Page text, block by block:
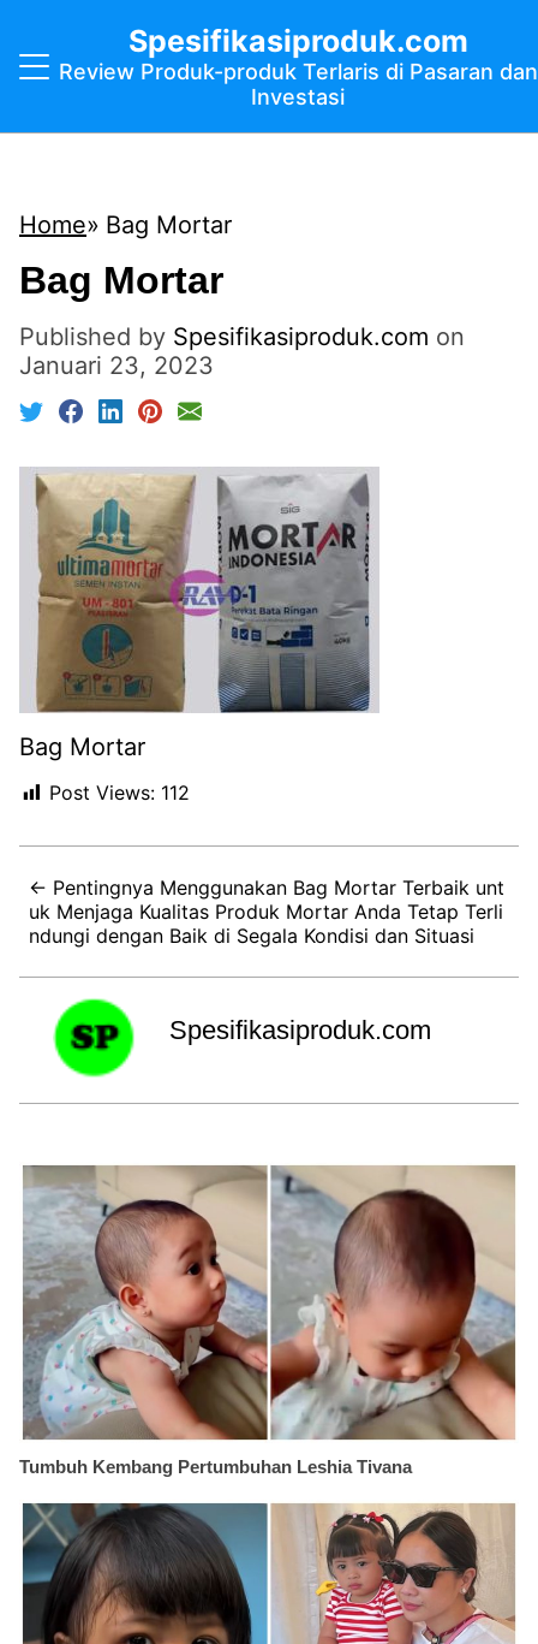
Spesifikasiproduk.com
Review Produk-produk Terlaris di Pasaran dan
Investasi
Home Bag Mortar
Bag Mortar
Published by Spesifikasiproduk.com on
Januari 23, 2023
Bag Mortar
Post Views: 112
← Pentingnya Menggunakan Bag Mortar Terbaik unt
uk Menjaga Kualitas Produk Mortar Anda Tetap Terli
ndungi dengan Baik di Segala Kondisi dan Situasi
Spesifikasiproduk.com
Tumbuh Kembang Pertumbuhan Leshia Tivana